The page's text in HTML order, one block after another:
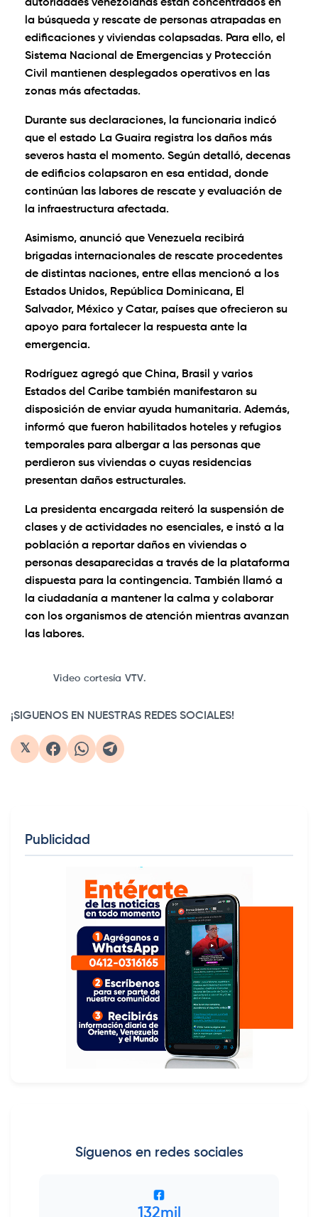
autoridades venezolanas están concentrados en
la búsqueda y rescate de personas atrapadas en
edificaciones y viviendas colapsadas. Para ello, el
Sistema Nacional de Emergencias y Protección
Civil mantienen desplegados operativos en las
zonas más afectadas.
Durante sus declaraciones, la funcionaria indicó
que el estado La Guaira registra los daños más
severos hasta el momento. Según detalló, decenas
de edificios colapsaron en esa entidad, donde
continúan las labores de rescate y evaluación de
la infraestructura afectada.
Asimismo, anunció que Venezuela recibirá
brigadas internacionales de rescate procedentes
de distintas naciones, entre ellas mencionó a los
Estados Unidos, República Dominicana, El
Salvador, México y Catar, países que ofrecieron su
apoyo para fortalecer la respuesta ante la
emergencia.
Rodríguez agregó que China, Brasil y varios
Estados del Caribe también manifestaron su
disposición de enviar ayuda humanitaria. Además,
informó que fueron habilitados hoteles y refugios
temporales para albergar a las personas que
perdieron sus viviendas o cuyas residencias
presentan daños estructurales.
La presidenta encargada reiteró la suspensión de
clases y de actividades no esenciales, e instó a la
población a reportar daños en viviendas o
personas desaparecidas a través de la plataforma
dispuesta para la contingencia. También llamó a
la ciudadanía a mantener la calma y colaborar
con los organismos de atención mientras avanzan
las labores.0:00
Video cortesía VTV.
¡SIGUENOS EN NUESTRAS REDES SOCIALES!
𝕏
Publicidad
Síguenos en redes sociales
132mil